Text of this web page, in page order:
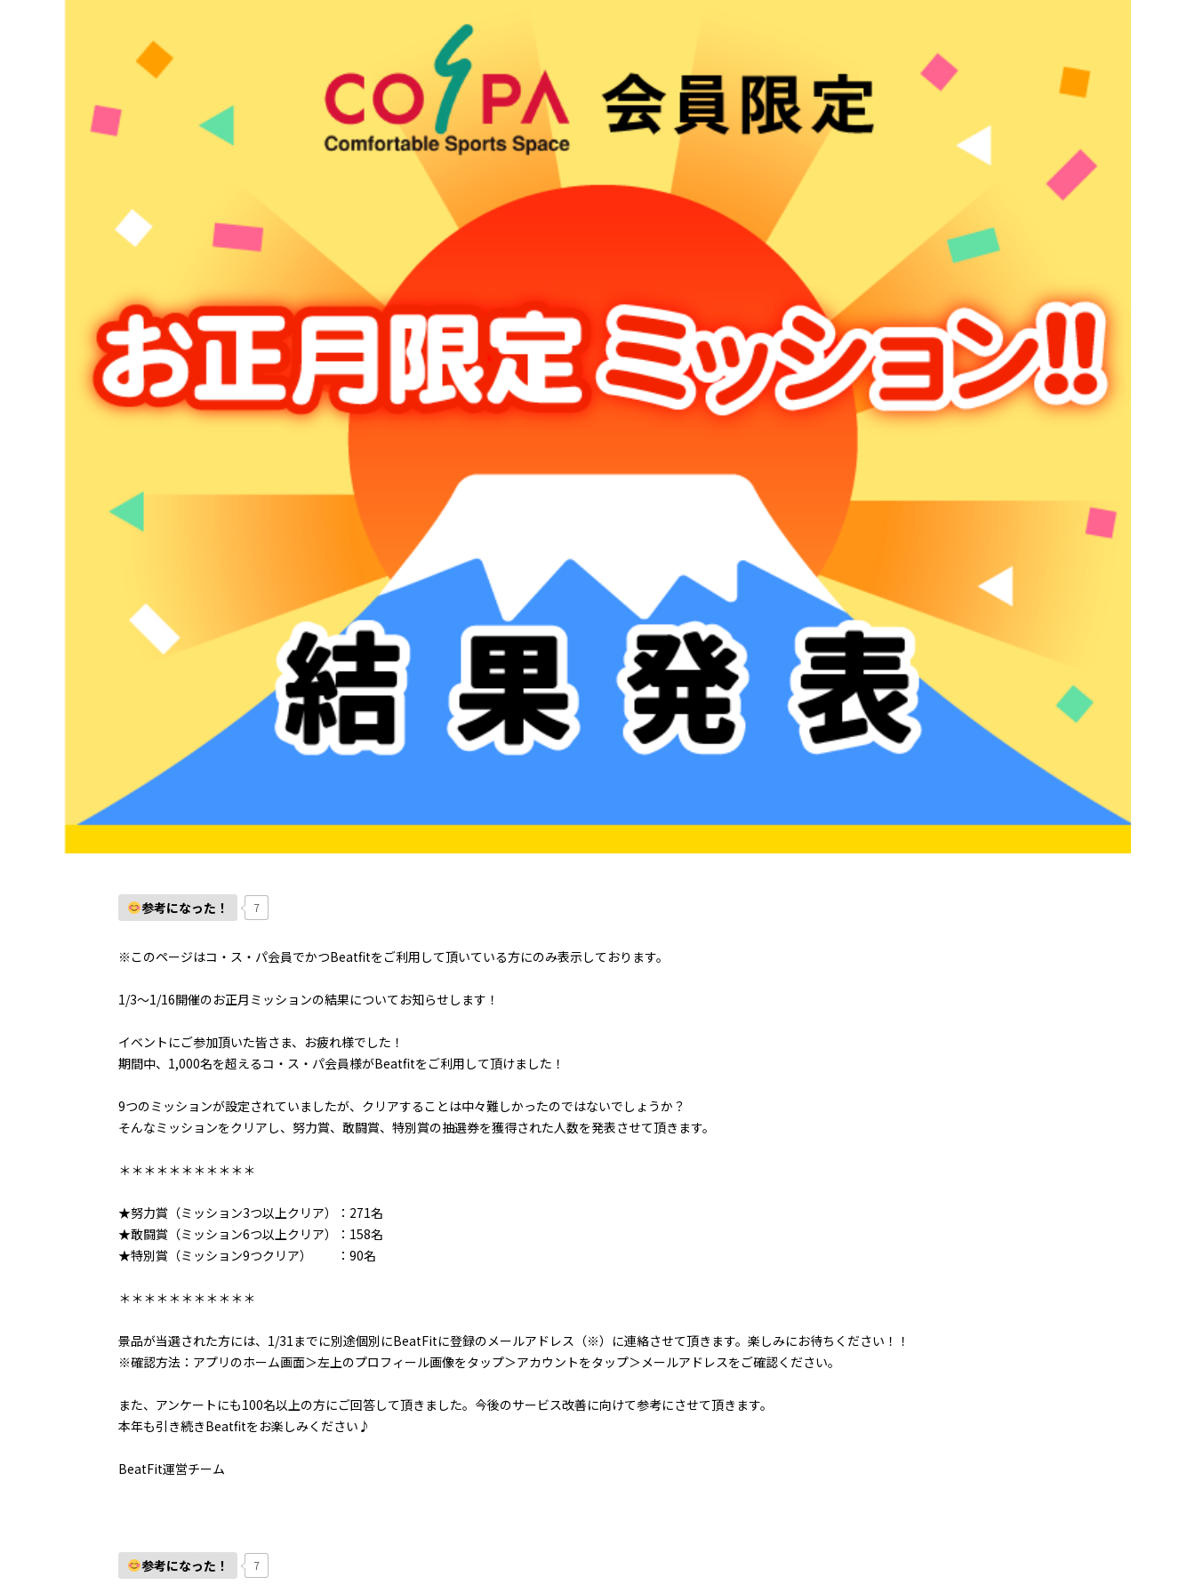
参考になった！ 7
※このページはコ・ス・パ会員でかつBeatfitをご利用して頂いている方にのみ表示しております。
1/3〜1/16開催のお正月ミッションの結果についてお知らせします！
イベントにご参加頂いた皆さま、お疲れ様でした！
期間中、1,000名を超えるコ・ス・パ会員様がBeatfitをご利用して頂けました！
9つのミッションが設定されていましたが、クリアすることは中々難しかったのではないでしょうか？
そんなミッションをクリアし、努力賞、敢闘賞、特別賞の抽選券を獲得された人数を発表させて頂きます。
＊＊＊＊＊＊＊＊＊＊＊
★努力賞（ミッション3つ以上クリア）：271名
★敢闘賞（ミッション6つ以上クリア）：158名
★特別賞（ミッション9つクリア） ：90名
＊＊＊＊＊＊＊＊＊＊＊
景品が当選された方には、1/31までに別途個別にBeatFitに登録のメールアドレス（※）に連絡させて頂きます。楽しみにお待ちください！！
※確認方法：アプリのホーム画面＞左上のプロフィール画像をタップ＞アカウントをタップ＞メールアドレスをご確認ください。
また、アンケートにも100名以上の方にご回答して頂きました。今後のサービス改善に向けて参考にさせて頂きます。
本年も引き続きBeatfitをお楽しみください♪
BeatFit運営チーム
参考になった！ 7